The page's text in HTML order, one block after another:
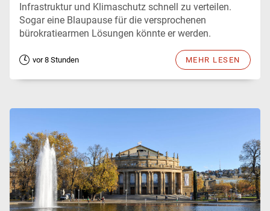
Infrastruktur und Klimaschutz schnell zu verteilen.
Sogar eine Blaupause für die versprochenen
bürokratiearmen Lösungen könnte er werden.
vor 8 Stunden MEHR LESEN